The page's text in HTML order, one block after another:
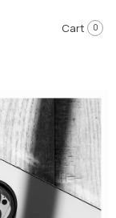
Cart 0